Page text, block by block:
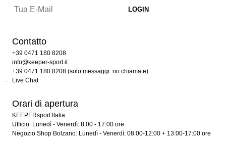
Contatto
+39 0471 180 8208
info@keeper-sport.it
+39 0471 180 8208 (solo messaggi. no chiamate)
Live Chat
Orari di apertura
KEEPERsport Italia
Ufficio: Lunedì - Venerdì: 8:00 - 17:00 ore
Negozio Shop Bolzano: Lunedì - Venerdì: 08:00-12:00 + 13:00-17:00 ore